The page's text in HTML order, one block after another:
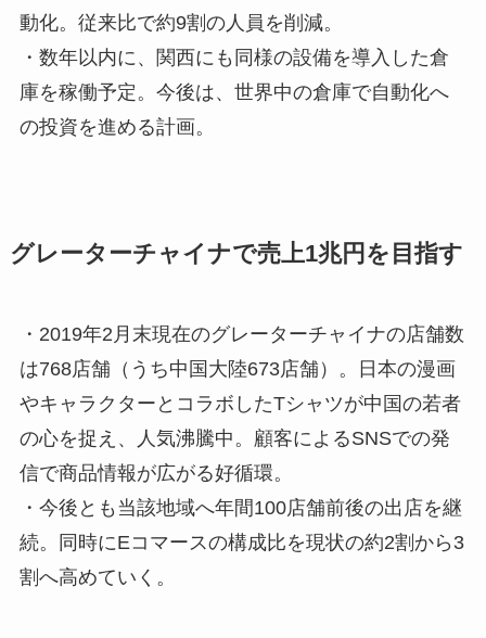
動化。従来比で約9割の人員を削減。
・数年以内に、関西にも同様の設備を導入した倉
庫を稼働予定。今後は、世界中の倉庫で自動化へ
の投資を進める計画。
グレーターチャイナで売上1兆円を目指す
・2019年2月末現在のグレーターチャイナの店舗数
は768店舗（うち中国大陸673店舗）。日本の漫画
やキャラクターとコラボしたTシャツが中国の若者
の心を捉え、人気沸騰中。顧客によるSNSでの発
信で商品情報が広がる好循環。
・今後とも当該地域へ年間100店舗前後の出店を継
続。同時にEコマースの構成比を現状の約2割から3
割へ高めていく。